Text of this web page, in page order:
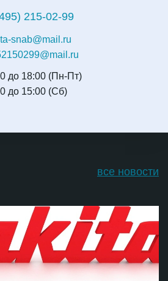
215-02-99
snab@mail.ru
до 18:00 (Пн-Пт)
до 15:00 (Сб)
все новости